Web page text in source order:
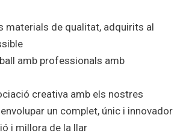
materials de qualitat, adquirits al
amb professionals amb
creativa amb els nostres
un complet, únic i innovador
i millora de la llar